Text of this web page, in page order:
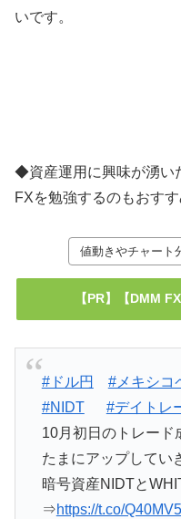
いです。
◆資産運用に興味が湧い
FXを勉強するのもおすす
値動きやチャート
【PR】【DMM
#ドル円 #メキシコ
#NIDT
#デイトレ
10月初日のトレード
たまにアップしてい
暗号資産NIDTと
⇒https://t.co/